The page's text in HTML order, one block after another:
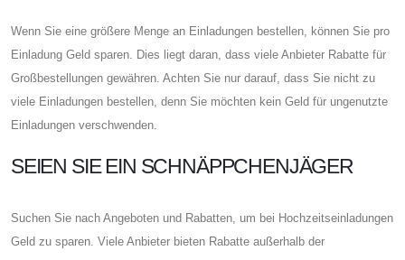
Wenn Sie eine größere Menge an Einladungen bestellen, können Sie pro
Einladung Geld sparen. Dies liegt daran, dass viele Anbieter Rabatte für
Großbestellungen gewähren. Achten Sie nur darauf, dass Sie nicht zu
viele Einladungen bestellen, denn Sie möchten kein Geld für ungenutzte
Einladungen verschwenden.
SEIEN SIE EIN SCHNÄPPCHENJÄGER
Suchen Sie nach Angeboten und Rabatten, um bei Hochzeitseinladungen
Geld zu sparen. Viele Anbieter bieten Rabatte außerhalb der